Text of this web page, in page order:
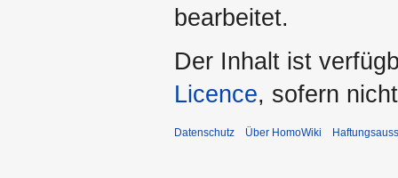
bearbeitet.
Der Inhalt ist
Licence, sofern
Datenschutz Über HomoWiki